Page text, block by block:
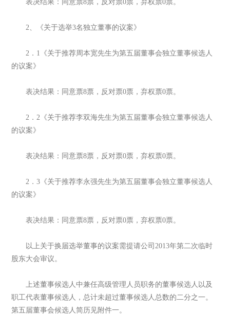
表决结果：同意票8票，反对票0票，弃权票0票。
2、《关于选举3名独立董事的议案》
2．1《关于推荐周本宽先生为第五届董事会独立董事候选人
的议案》
表决结果：同意票8票，反对票0票，弃权票0票。
2．2《关于推荐李双海先生为第五届董事会独立董事候选人
的议案》
表决结果：同意票8票，反对票0票，弃权票0票。
2．3《关于推荐李永强先生为第五届董事会独立董事候选人
的议案》
表决结果：同意票8票，反对票0票，弃权票0票。
以上关于换届选举董事的议案需提请公司2013年第二次临时
股东大会审议。
上述董事候选人中兼任高级管理人员职务的董事候选人以及
职工代表董事候选人，总计未超过董事候选人总数的二分之一。
第五届董事会候选人简历见附件一。